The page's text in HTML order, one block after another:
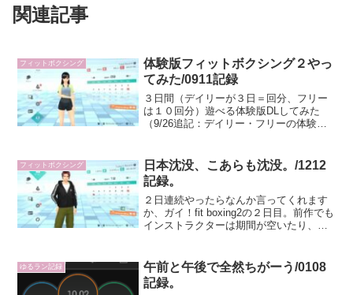
関連記事
フィットボクシング
体験版フィットボクシング２やっ
てみた/0911記録
３日間（デイリーが３日＝回分、フリー
は１０回分）遊べる体験版DLしてみた
（9/26追記：デイリー・フリーの体験版
に迷いつつ選択肢が増えるとラウラ姉さ
んにまた「ひさしぶり...
フィットボクシング
日本沈没、こあらも沈没。/1212
記録。
２日連続やったらなんか言ってくれます
か、ガイ！fit boxing2の２日目。前作でも
インストラクターは期間が空いたり、時
起動したところ、起動した時点で前作と
の違いが！...
ゆるラン記録
午前と午後で全然ちがーう/0108
記録。